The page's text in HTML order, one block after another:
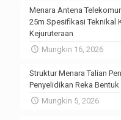
Menara Antena
25m Spesifikasi Teknikal
Kejuruteraan
Mungkin 16, 2026
Struktur Menara Talian
Penyelidikan Reka
Mungkin 5, 2026